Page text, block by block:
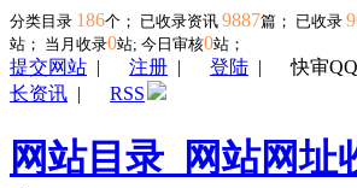
分类目录 186个； 已收录资讯 9887篇； 已收录
站； 当月收录0站; 今日审核0站；
提交网站 | 注册 | 登陆 |快审
长资讯 | RSS
网站目录_网站网址